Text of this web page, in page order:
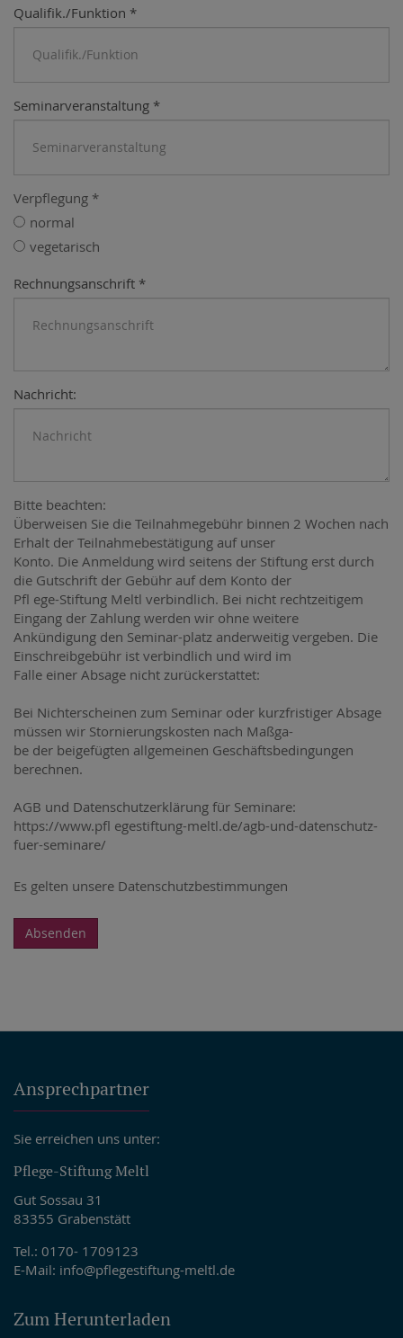
Qualifik./Funktion *
Seminarveranstaltung *
Verpflegung *
normal
vegetarisch
Rechnungsanschrift *
Nachricht:
Bitte beachten:
Überweisen Sie die Teilnahmegebühr binnen 2 Wochen nach
Erhalt der Teilnahmebestätigung auf unser
Konto. Die Anmeldung wird seitens der Stiftung erst durch
die Gutschrift der Gebühr auf dem Konto der
Pfl ege-Stiftung Meltl verbindlich. Bei nicht rechtzeitigem
Eingang der Zahlung werden wir ohne weitere
Ankündigung den Seminar-platz anderweitig vergeben. Die
Einschreibgebühr ist verbindlich und wird im
Falle einer Absage nicht zurückerstattet:
Bei Nichterscheinen zum Seminar oder kurzfristiger Absage
müssen wir Stornierungskosten nach Maßga-
be der beigefügten allgemeinen Geschäftsbedingungen
berechnen.
AGB und Datenschutzerklärung für Seminare:
https://www.pfl egestiftung-meltl.de/agb-und-datenschutz-
fuer-seminare/
Es gelten unsere Datenschutzbestimmungen
Absenden
Ansprechpartner
Sie erreichen uns unter:
Pflege-Stiftung Meltl
Gut Sossau 31
83355 Grabenstätt
Tel.: 0170- 1709123
E-Mail: info@pflegestiftung-meltl.de
Zum Herunterladen